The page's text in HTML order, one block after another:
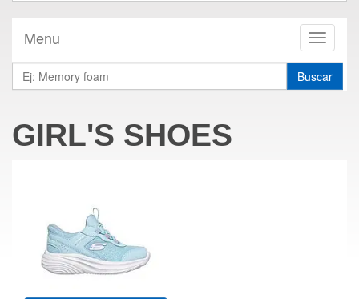
Toggle
Menu
Buscar
GIRL'S SHOES